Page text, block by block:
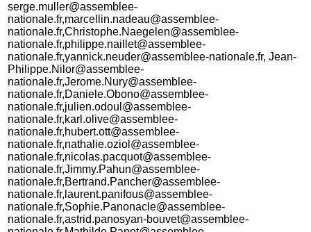
serge.muller@assemblee-
nationale.fr,marcellin.nadeau@assemblee-
nationale.fr,Christophe.Naegelen@assemblee-
nationale.fr,philippe.naillet@assemblee-
nationale.fr,yannick.neuder@assemblee-nationale.fr, Jean-
Philippe.Nilor@assemblee-
nationale.fr,Jerome.Nury@assemblee-
nationale.fr,Daniele.Obono@assemblee-
nationale.fr,julien.odoul@assemblee-
nationale.fr,karl.olive@assemblee-
nationale.fr,hubert.ott@assemblee-
nationale.fr,nathalie.oziol@assemblee-
nationale.fr,nicolas.pacquot@assemblee-
nationale.fr,Jimmy.Pahun@assemblee-
nationale.fr,Bertrand.Pancher@assemblee-
nationale.fr,laurent.panifous@assemblee-
nationale.fr,Sophie.Panonacle@assemblee-
nationale.fr,astrid.panosyan-bouvet@assemblee-